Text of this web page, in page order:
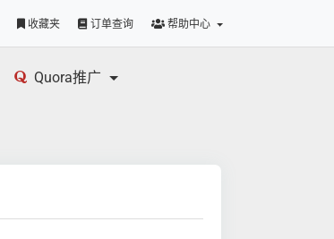
收藏夹 订单查询 帮助中心
Quora推广